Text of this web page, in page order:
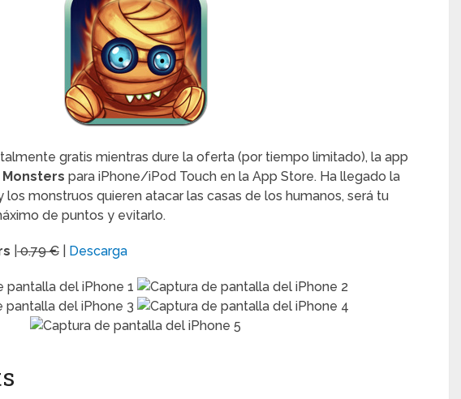
gratis mientras dure la oferta (por tiempo limitado), la app
Monsters para iPhone/iPod Touch en la App Store. Ha llegado la
los monstruos quieren atacar las casas de los humanos, será tu
de puntos y evitarlo.
0.79 € Descarga